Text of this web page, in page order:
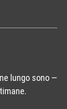
lungo sono —